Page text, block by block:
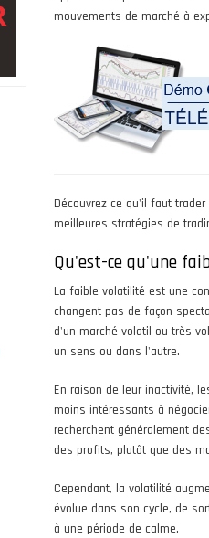
mouvements de marché à
Découvrez ce qu'il faut
meilleures stratégies de
Qu'est-ce qu'une
La faible volatilité est une
changent pas de façon
d'un marché volatil ou très
un sens ou dans l'autre.
En raison de leur inactivité,
moins intéressants à
recherchent généralement
des profits, plutôt que des
Cependant, la volatilité
évolue dans son cycle, de
à une période de calme.